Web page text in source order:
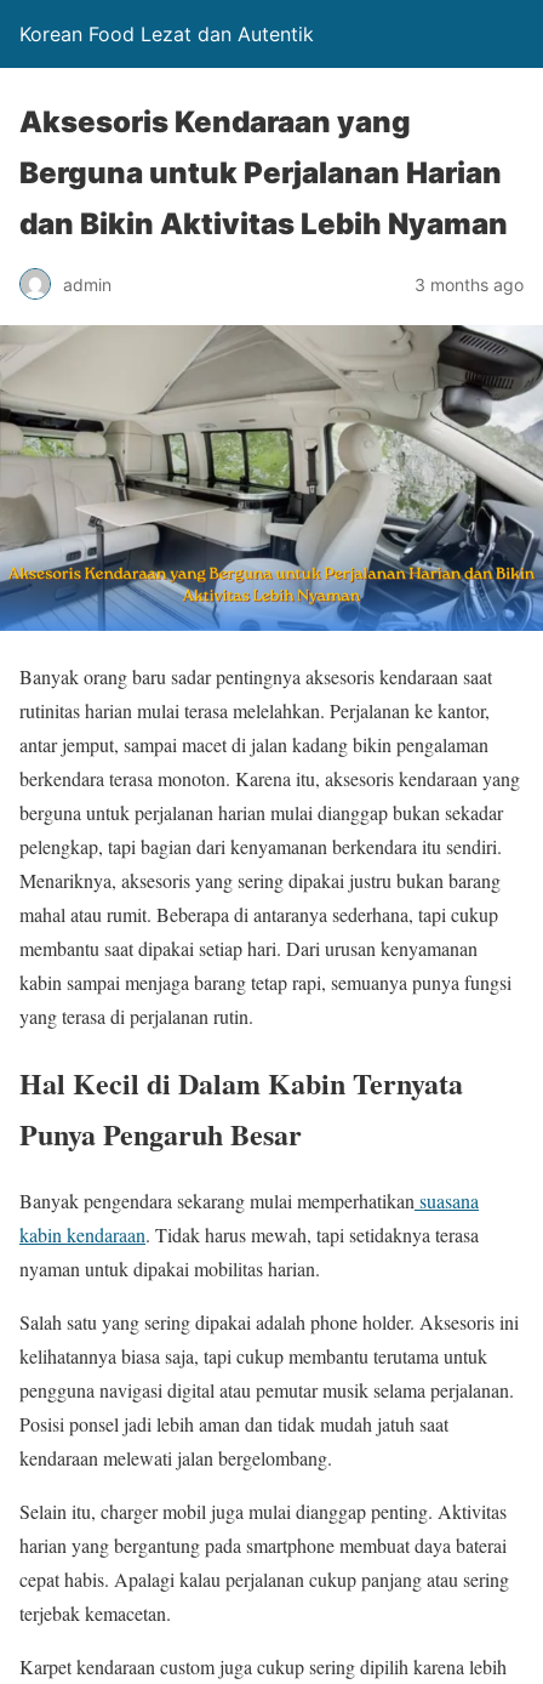
Korean Food Lezat dan Autentik
Aksesoris Kendaraan yang
Berguna untuk Perjalanan Harian
dan Bikin Aktivitas Lebih Nyaman
admin 3 months ago
Banyak orang baru sadar pentingnya aksesoris kendaraan saat
rutinitas harian mulai terasa melelahkan. Perjalanan ke kantor,
antar jemput, sampai macet di jalan kadang bikin pengalaman
berkendara terasa monoton. Karena itu, aksesoris kendaraan yang
berguna untuk perjalanan harian mulai dianggap bukan sekadar
pelengkap, tapi bagian dari kenyamanan berkendara itu sendiri.
Menariknya, aksesoris yang sering dipakai justru bukan barang
mahal atau rumit. Beberapa di antaranya sederhana, tapi cukup
membantu saat dipakai setiap hari. Dari urusan kenyamanan
kabin sampai menjaga barang tetap rapi, semuanya punya fungsi
yang terasa di perjalanan rutin.
Hal Kecil di Dalam Kabin Ternyata
Punya Pengaruh Besar
Banyak pengendara sekarang mulai memperhatikan suasana
kabin kendaraan. Tidak harus mewah, tapi setidaknya terasa
nyaman untuk dipakai mobilitas harian.
Salah satu yang sering dipakai adalah phone holder. Aksesoris ini
kelihatannya biasa saja, tapi cukup membantu terutama untuk
pengguna navigasi digital atau pemutar musik selama perjalanan.
Posisi ponsel jadi lebih aman dan tidak mudah jatuh saat
kendaraan melewati jalan bergelombang.
Selain itu, charger mobil juga mulai dianggap penting. Aktivitas
harian yang bergantung pada smartphone membuat daya baterai
cepat habis. Apalagi kalau perjalanan cukup panjang atau sering
terjebak kemacetan.
Karpet kendaraan custom juga cukup sering dipilih karena lebih